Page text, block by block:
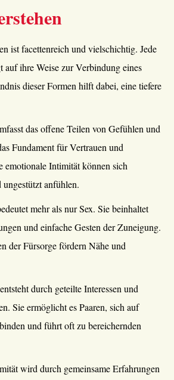
ist facettenreich und vielschichtig. Jede
auf ihre Weise zur Verbindung eines
dieser Formen hilft dabei, eine tiefere
das offene Teilen von Gefühlen und
Fundament für Vertrauen und
Intimität können sich
anfühlen.
mehr als nur Sex. Sie beinhaltet
und einfache Gesten der Zuneigung.
der Fürsorge fördern Nähe und
durch geteilte Interessen und
Sie ermöglicht es Paaren, sich auf
und führt oft zu bereichernden
wird durch gemeinsame Erfahrungen